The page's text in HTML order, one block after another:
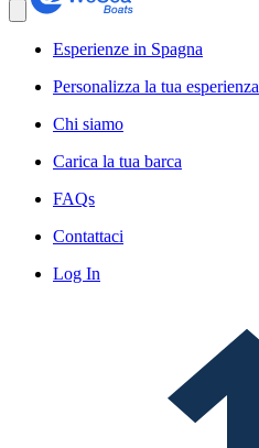
Esperienze in Spagna
Personalizza la tua esperienza
Chi siamo
Carica la tua barca
FAQs
Contattaci
Log In